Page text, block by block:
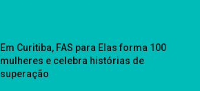
Em Curitiba, FAS para Elas forma 100
mulheres e celebra histórias de
superação